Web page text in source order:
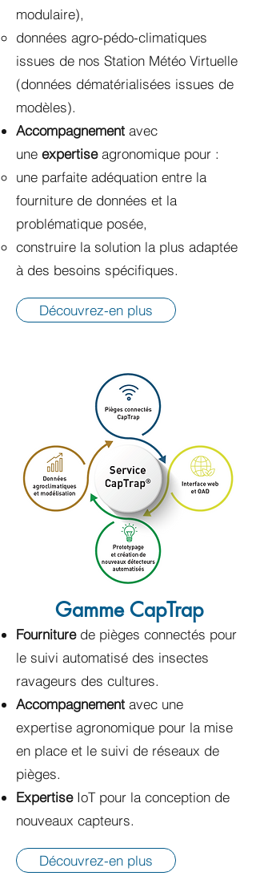
modulaire),
données agro-pédo-climatiques
issues de nos Station Météo Virtuelle
(données dématérialisées issues de
modèles).​
Accompagnement avec
une expertiseagronomique pour :
une parfaite adéquation entre la
fourniture de données et la
problématique posée,
construire la solution la plus adaptée
à des besoins spécifiques.
Découvrez-en plus
Gamme CapTrap
Fourniture de pièges connectés pour
le suivi automatisé des insectes
ravageurs des cultures.
Accompagnement avec une
expertise agronomique pour la mise
en place et le suivi de réseaux de
pièges.
ExpertiseIoT pour la conception de
nouveaux capteurs.
Découvrez-en plus